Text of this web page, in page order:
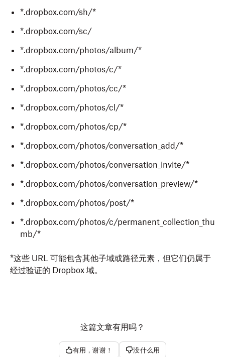
*.dropbox.com/sh/*
*.dropbox.com/sc/
*.dropbox.com/photos/album/*
*.dropbox.com/photos/c/*
*.dropbox.com/photos/cc/*
*.dropbox.com/photos/cl/*
*.dropbox.com/photos/cp/*
*.dropbox.com/photos/conversation_add/*
*.dropbox.com/photos/conversation_invite/*
*.dropbox.com/photos/conversation_preview/*
*.dropbox.com/photos/post/*
*.dropbox.com/photos/c/permanent_collection_thu
mb/*
*这些 URL 可能包含其他子域或路径元素，但它们仍属于
经过验证的 Dropbox 域。
这篇文章有用吗？
有用，谢谢！ 没什么用